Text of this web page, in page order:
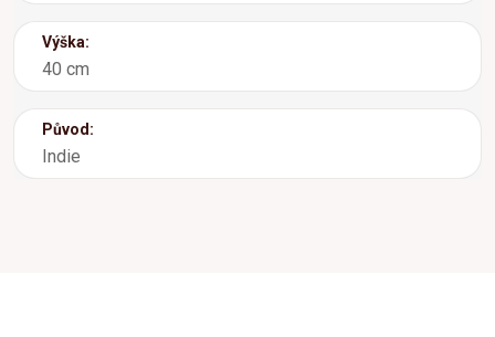
Výška:
40 cm
Původ:
Indie